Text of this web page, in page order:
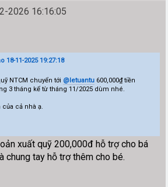
2026 16:16:05
18-11-2025 19:27:18
NTCM chuyển tới @letuantu600,000₫ tiền
3 tháng kể từ tháng 11/2025 dùm nhé.
cả nhà ạ.
xuất quỹ 200,000đ hỗ trợ cho bá
chung tay hỗ trợ thêm cho bé.